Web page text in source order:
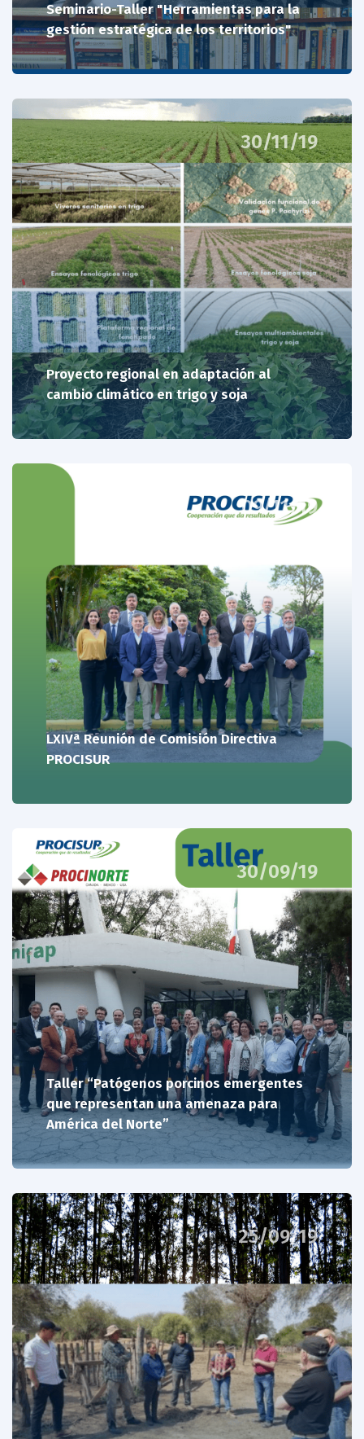
Seminario-Taller "Herramientas para la
gestión estratégica de los territorios"
30/11/19
Proyecto regional en adaptación al
cambio climático en trigo y soja
09/11/19
LXIVª Reunión de Comisión Directiva
PROCISUR
30/09/19
Taller “Patógenos porcinos emergentes
que representan una amenaza para
América del Norte”
25/09/19